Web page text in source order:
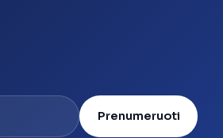
Prenumeruoti